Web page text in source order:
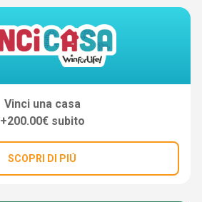
Vinci una casa
+200.00€ subito
SCOPRI DI PIÚ